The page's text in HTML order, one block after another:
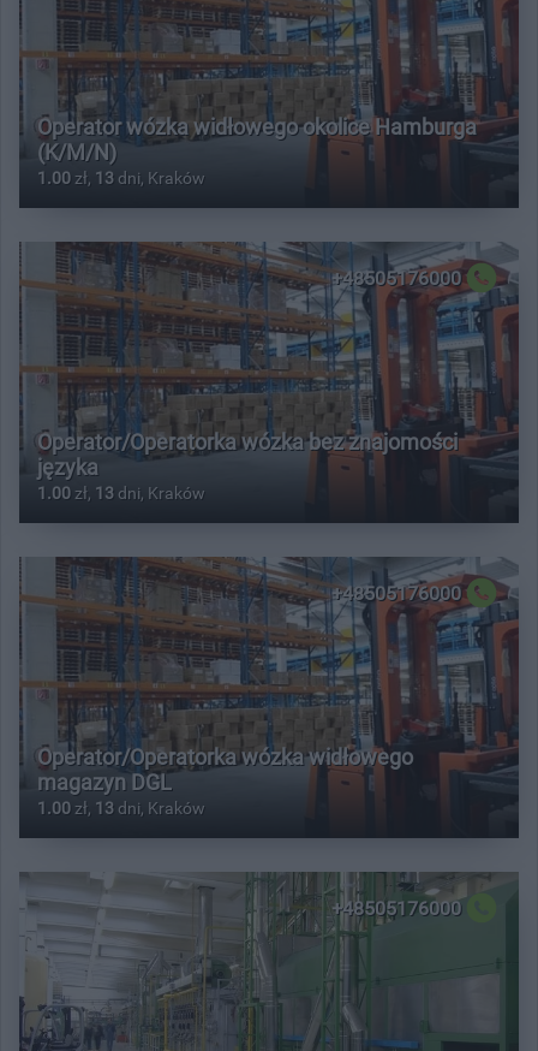
Operator wózka widłowego okolice Hamburga
(K/M/N)
1.00 zł, 13 dni, Kraków
+48505176000
Operator/Operatorka wózka bez znajomości
języka
1.00 zł, 13 dni, Kraków
+48505176000
Operator/Operatorka wózka widłowego
magazyn DGL
1.00 zł, 13 dni, Kraków
+48505176000